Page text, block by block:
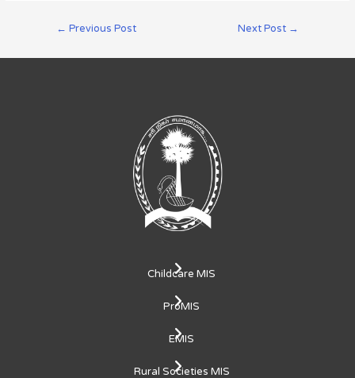
← Previous Post Next Post →
Childcare MIS
ProMIS
EMIS
Rural Societies MIS